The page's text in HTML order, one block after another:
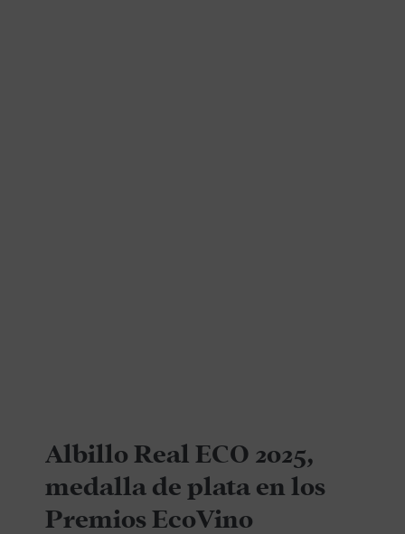
Albillo Real ECO 2025,
medalla de plata en los
Premios EcoVino